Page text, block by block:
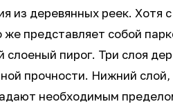
из деревянных реек.
представляет собой
слоеный пирог. Три слоя
прочности. Нижний
необходимым